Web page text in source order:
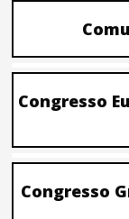
Congresso
Congresso